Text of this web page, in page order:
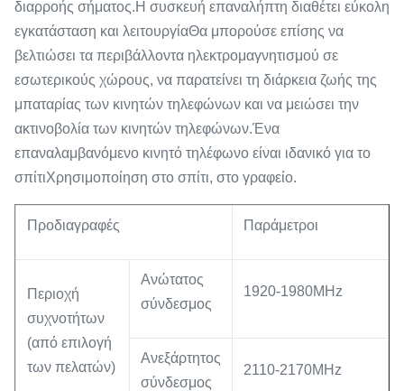
διαρροής σήματος.Η συσκευή επαναλήπτη διαθέτει εύκολη
εγκατάσταση και λειτουργίαΘα μπορούσε επίσης να
βελτιώσει τα περιβάλλοντα ηλεκτρομαγνητισμού σε
εσωτερικούς χώρους, να παρατείνει τη διάρκεια ζωής της
μπαταρίας των κινητών τηλεφώνων και να μειώσει την
ακτινοβολία των κινητών τηλεφώνων.Ένα
επαναλαμβανόμενο κινητό τηλέφωνο είναι ιδανικό για το
σπίτιΧρησιμοποίηση στο σπίτι, στο γραφείο.
Προδιαγραφές Παράμετροι
Περιοχή
συχνοτήτων
(από επιλογή
των πελατών)
Ανώτατος
σύνδεσμος
1920-1980MHz
Ανεξάρτητος
σύνδεσμος
2110-2170MHz